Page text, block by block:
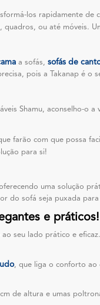
los rapidamente
quadros, ou até móveis.
a sofás, sofás de
pois a Takanap é o
Shamu, aconselho-o a
farão com que possa
para si!
uma solução
do sofá seja puxada
e práticos!
seu lado prático e
, que liga o conforto ao
de altura e umas